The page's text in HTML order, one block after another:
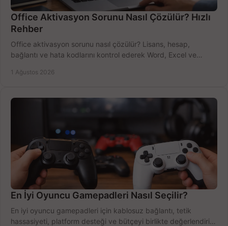
Office Aktivasyon Sorunu Nasıl Çözülür? Hızlı
Rehber
Office aktivasyon sorunu nasıl çözülür? Lisans, hesap,
bağlantı ve hata kodlarını kontrol ederek Word, Excel ve
1 Ağustos 2026
En İyi Oyuncu Gamepadleri Nasıl Seçilir?
En iyi oyuncu gamepadleri için kablosuz bağlantı, tetik
hassasiyeti, platform desteği ve bütçeyi birlikte değerlendirin;